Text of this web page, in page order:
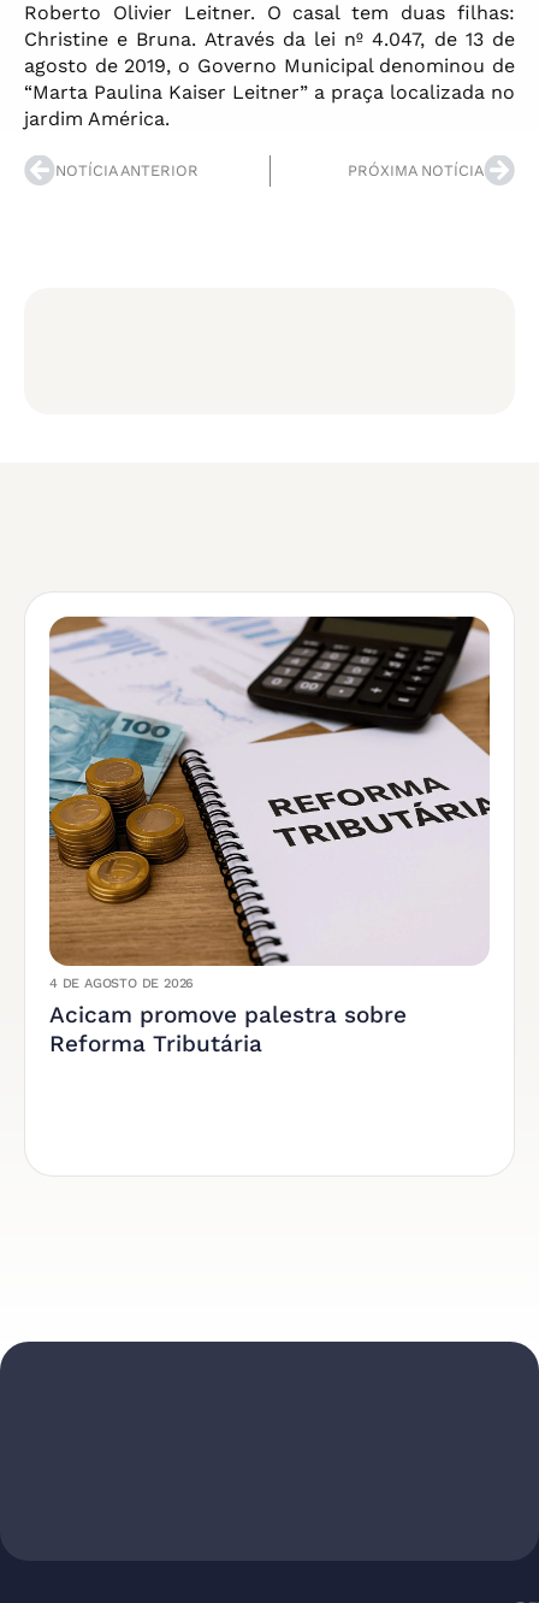
Roberto Olivier Leitner. O casal tem duas filhas:
Christine e Bruna. Através da lei nº 4.047, de 13 de
agosto de 2019, o Governo Municipal denominou de
“Marta Paulina Kaiser Leitner” a praça localizada no
jardim América.
NOTÍCIA ANTERIOR PRÓXIMA NOTÍCIA
4 DE AGOSTO DE 2026
Acicam promove palestra sobre
Reforma Tributária